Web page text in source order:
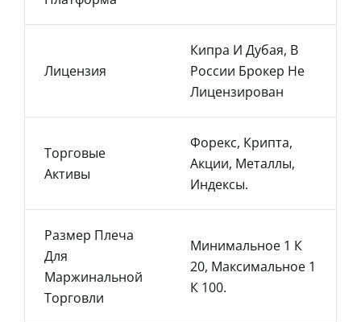
Лицензия
Кипра И Дубая, В
России Брокер Не
Лицензирован
Торговые
Активы
Форекс, Крипта,
Акции, Металлы,
Индексы.
Размер Плеча
Для
Маржинальной
Торговли
Минимальное 1 К
20, Максимальное 1
К 100.